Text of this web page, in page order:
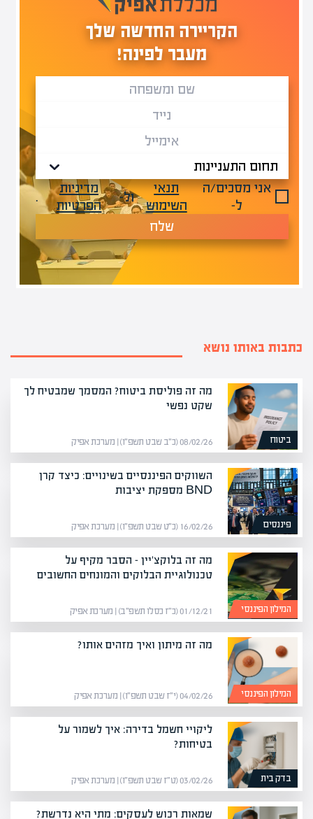
הקריירה החדשה שלך
מעבר לפינה!
אני מסכים/ה
ל-
תנאי
השימוש
ול-
מדיניות
הפרטיות
.
שלח
כתבות באותו נושא
ביטוח
מה זה פוליסת ביטוח? המסמך שמבטיח לך
שקט נפשי
08/02/26 (כ״ב שבט תשפ״ו) | מערכת אפיק
פיננסים
השווקים הפיננסיים בשינויים: כיצד קרן
BND מספקת יציבות
16/02/26 (כ״ט שבט תשפ״ו) | מערכת אפיק
המילון הפיננסי
מה זה בלוקצ'יין – הסבר מקיף על
טכנולוגיית הבלוקים והמונחים החשובים
01/12/21 (כ״ז כסלו תשפ״ב) | מערכת אפיק
המילון הפיננסי
מה זה מיתון ואיך מזהים אותו?
04/02/26 (י״ז שבט תשפ״ו) | מערכת אפיק
בדק בית
ליקויי חשמל בדירה: איך לשמור על
בטיחות?
03/02/26 (ט״ז שבט תשפ״ו) | מערכת אפיק
שמאות רכוש לעסקים: מתי היא נדרשת?